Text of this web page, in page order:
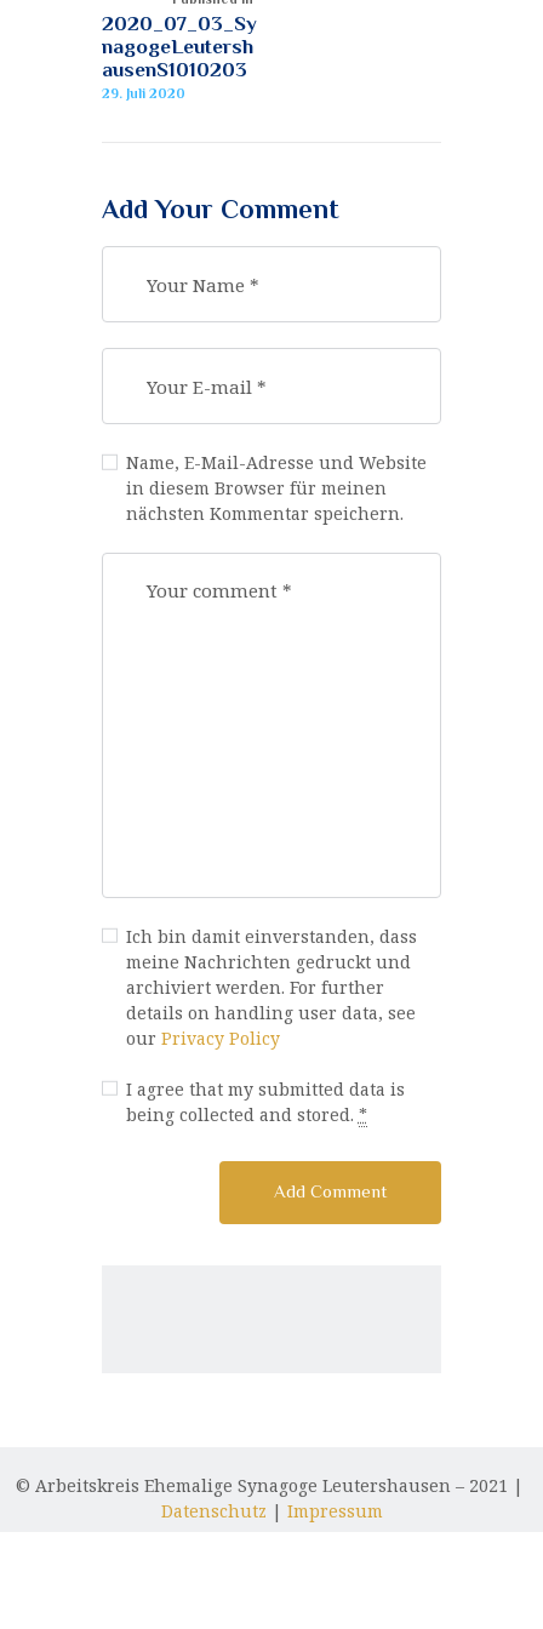
2020_07_03_Sy
nagogeLeutersh
ausenS1010203
29. Juli 2020
Add Your Comment
Name, E-Mail-Adresse und Website
in diesem Browser für meinen
nächsten Kommentar speichern.
Ich bin damit einverstanden, dass
meine Nachrichten gedruckt und
archiviert werden. For further
details on handling user data, see
our Privacy Policy
I agree that my submitted data is
being collected and stored. *
© Arbeitskreis Ehemalige Synagoge Leutershausen – 2021 |
Datenschutz | Impressum